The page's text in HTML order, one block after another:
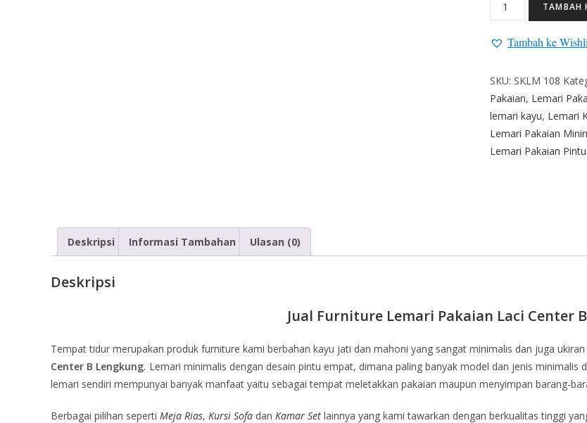
TAMBAH
Tambah ke
SKU: SKLM 108
Pakaian, Lemari
lemari kayu, Lemari
Lemari Pakaian
Lemari Pakaian
Deskripsi Informasi Tambahan Ulasan (0)
Deskripsi
Jual Furniture Lemari Pakaian Laci Center
Tempat tidur merupakan produk furniture kami berbahan kayu jati dan mahoni yang sangat minimalis dan juga
Center B Lengkung. Lemari minimalis dengan desain pintu empat, dimana paling banyak model dan jenis minimalis
lemari sendiri mempunyai banyak manfaat yaitu sebagai tempat meletakkan pakaian maupun menyimpan barang-
Berbagai pilihan seperti Meja Rias, Kursi Sofa dan Kamar Set lainnya yang kami tawarkan dengan berkualitas tinggi